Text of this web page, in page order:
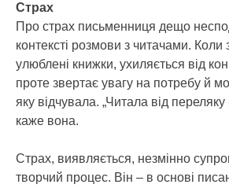
Страх
Про страх письменниця дещо
контексті розмови з читачами. Коли
улюблені книжки, ухиляється від
проте звертає увагу на потребу й
яку відчувала. „Читала від
каже вона.
Страх, виявляється, незмінно
творчий процес. Він – в основі